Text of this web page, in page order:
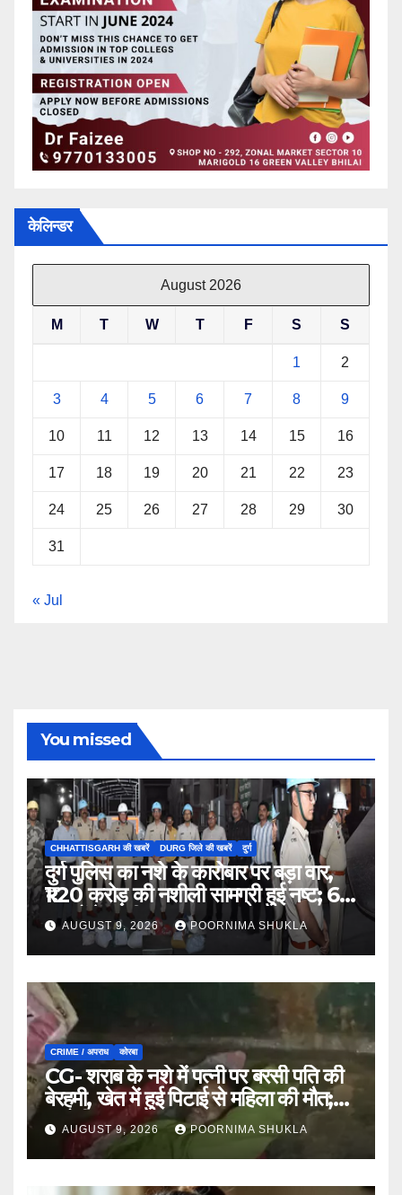
केलिन्डर
August 2026
M T W T F S S
1 2
3 4 5 6 7 8 9
10 11 12 13 14 15 16
17 18 19 20 21 22 23
24 25 26 27 28 29 30
31
« Jul
You missed
CHHATTISGARH की खबरें DURG जिले की खबरें दुर्ग
दुर्ग पुलिस का नशे के कारोबार पर बड़ा वार,
₹1.20 करोड़ की नशीली सामग्री हुई नष्ट; 66
मामलों में जब्ती…
AUGUST 9, 2026 POORNIMA SHUKLA
CRIME / अपराध कोरबा
CG- शराब के नशे में पत्नी पर बरसी पति की
बेरहमी, खेत में हुई पिटाई से महिला की मौत;
आरोपी फरार…
AUGUST 9, 2026 POORNIMA SHUKLA